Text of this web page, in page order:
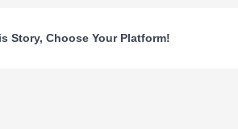
Story, Choose Your Platform!